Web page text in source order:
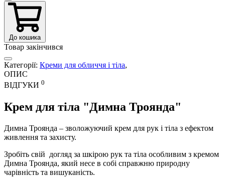
До кошика
Товар закінчився
Категорії: Креми для обличчя і тіла,
ОПИС
ВІДГУКИ 0
Крем для тіла "Димна Троянда"
Димна Троянда – зволожуючий крем для рук і тіла з ефектом
живлення та захисту.
Зробіть свій догляд за шкірою рук та тіла особливим з кремом
Димна Троянда, який несе в собі справжню природну
чарівність та вишуканість.